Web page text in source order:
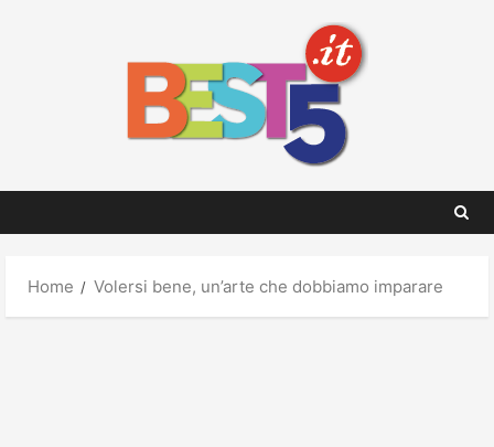
Home Volersi bene, un’arte che dobbiamo imparare